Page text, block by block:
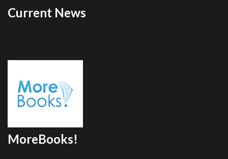
Current News
MoreBooks!